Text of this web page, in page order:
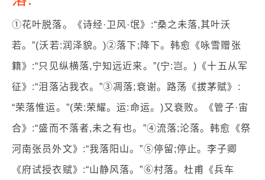
①花叶脱落。《诗经·卫风·氓》:“桑之未落,其叶沃
若。”(沃若:润泽貌。)②落下;降下。韩愈《咏雪赠张
籍》:“只见纵横落,宁知远近来。”(宁:岂。)《十五从军
征》:“泪落沾我衣。”③凋落;衰谢。路荡《拔茅赋》:
“荣落惟运。”(荣:荣耀。运:命运。)又衰败。《管子·宙
合》:“盛而不落者,未之有也。”④流落;沦落。韩愈《祭
河南张员外文》:“我落阳山。”⑤停留;停止。李子卿
《府试授衣赋》:“山静风落。”⑥村落。杜甫《兵车